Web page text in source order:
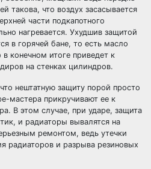
такова, что воздух засасывается
части подкапотного
нагревается. Ухудшив защитой
в горячей бане, то есть масло
в конечном итоге приведет к
на стенках цилиндров.
нештатную защиту порой просто
мастера прикручивают ее к
В этом случае, при ударе, защита
и радиаторы вывалятся на
ремонтом, ведь утечки
радиаторов и разрыва резиновых